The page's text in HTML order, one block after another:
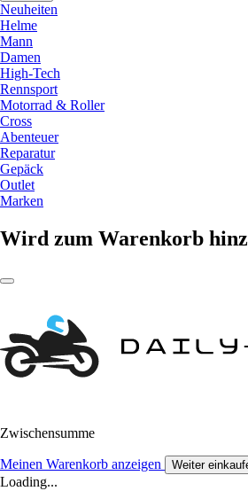
Neuheiten
Helme
Mann
Damen
High-Tech
Rennsport
Motorrad & Roller
Cross
Abenteuer
Reparatur
Gepäck
Outlet
Marken
Wird zum Warenkorb
Zwischensumme
Meinen Warenkorb anzeigen Weiter
Loading...